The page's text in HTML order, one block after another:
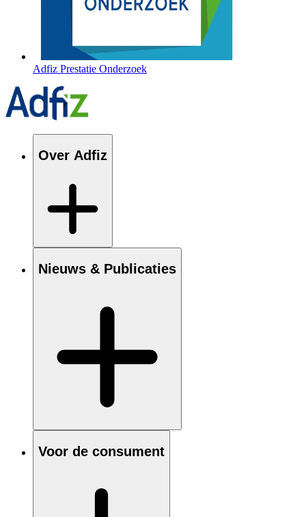
Adfiz Prestatie Onderzoek
Over Adfiz
Nieuws & Publicaties
Voor de consument